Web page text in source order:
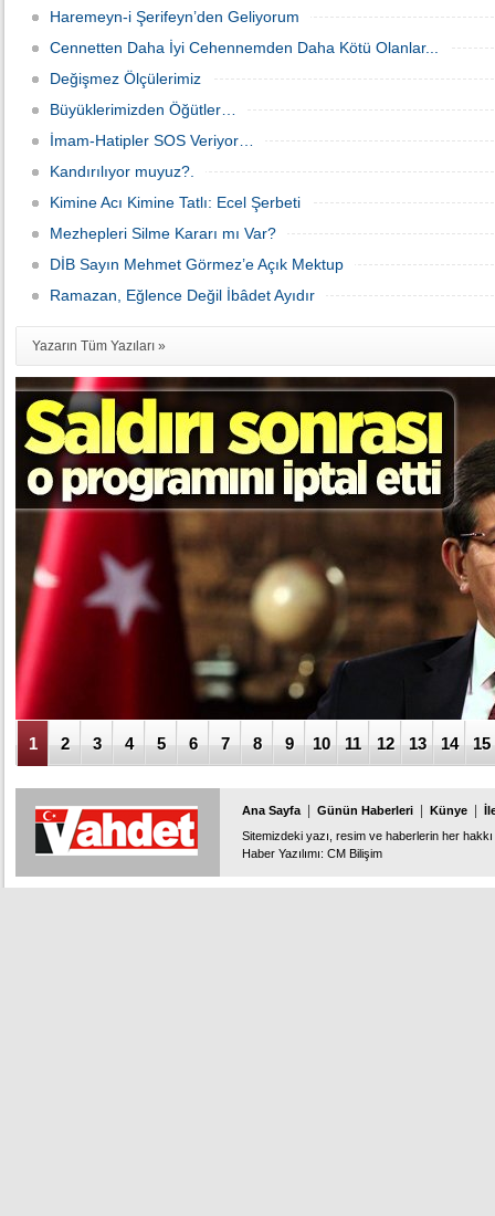
Haremeyn-i Şerifeyn’den Geliyorum
Cennetten Daha İyi Cehennemden Daha Kötü Olanlar...
Değişmez Ölçülerimiz
Büyüklerimizden Öğütler…
İmam-Hatipler SOS Veriyor…
Kandırılıyor muyuz?.
Kimine Acı Kimine Tatlı: Ecel Şerbeti
Mezhepleri Silme Kararı mı Var?
DİB Sayın Mehmet Görmez’e Açık Mektup
Ramazan, Eğlence Değil İbâdet Ayıdır
Yazarın Tüm Yazıları »
1 2 3 4 5 6 7 8 9 10 11 12 13 14 15
Ana Sayfa Günün Haberleri Künye
Sitemizdeki yazı, resim ve haberlerin her
Haber Yazılımı: CM Bilişim